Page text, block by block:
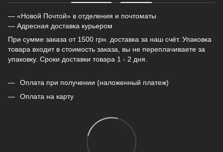
— «Новой Почтой» в отделения и почтоматы
— Адресная доставка курьером
При сумме заказа от 1500 грн. доставка за наш счёт. Упаковка
товара входит в стоимость заказа, вы не переплачиваете за
упаковку. Сроки доставки товара 1 - 2 дня.
Оплата при получении (наложенный платеж)
Оплата на карту